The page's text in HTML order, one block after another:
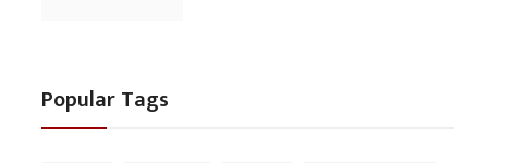
Popular Tags